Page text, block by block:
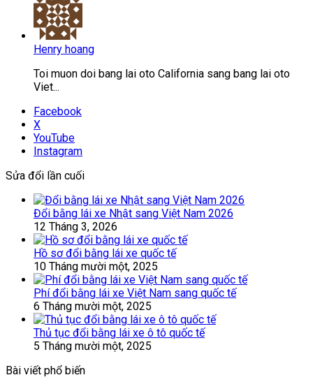
Henry hoang
Toi muon doi bang lai oto California sang bang lai oto
Viet...
Facebook
X
YouTube
Instagram
Sửa đổi lần cuối
Đổi bằng lái xe Nhật sang Việt Nam 2026
12 Tháng 3, 2026
Hồ sơ đổi bằng lái xe quốc tế
10 Tháng mười một, 2025
Phí đổi bằng lái xe Việt Nam sang quốc tế
6 Tháng mười một, 2025
Thủ tục đổi bằng lái xe ô tô quốc tế
5 Tháng mười một, 2025
Bài viết phổ biến